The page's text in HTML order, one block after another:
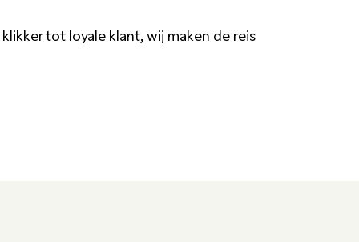
tot loyale klant, wij maken de reis